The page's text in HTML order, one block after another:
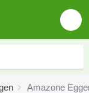
Amazone